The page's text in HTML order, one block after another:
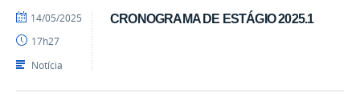
CRONOGRAMA DE ESTÁGIO 2025.1
por
publicado
14/05/2025
17h27
Notícia